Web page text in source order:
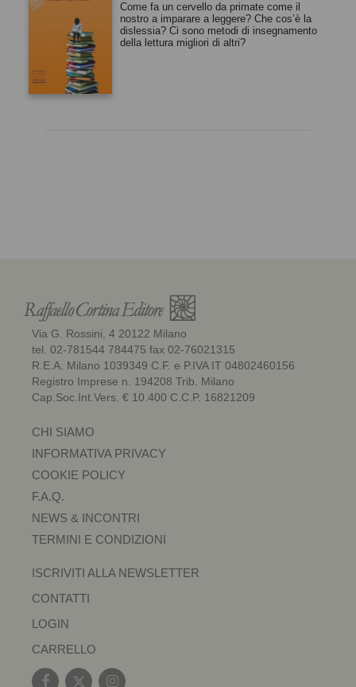
Come fa un cervello da primate come il
nostro a imparare a leggere? Che cos’è la
dislessia? Ci sono metodi di insegnamento
della lettura migliori di altri?
Via G. Rossini, 4 20122 Milano
tel. 02-781544 784475 fax 02-76021315
R.E.A. Milano 1039349 C.F. e P.IVA IT 04802460156
Registro Imprese n. 194208 Trib. Milano
Cap.Soc.Int.Vers. € 10.400 C.C.P. 16821209
CHI SIAMO
INFORMATIVA PRIVACY
COOKIE POLICY
F.A.Q.
NEWS & INCONTRI
TERMINI E CONDIZIONI
ISCRIVITI ALLA NEWSLETTER
CONTATTI
LOGIN
CARRELLO